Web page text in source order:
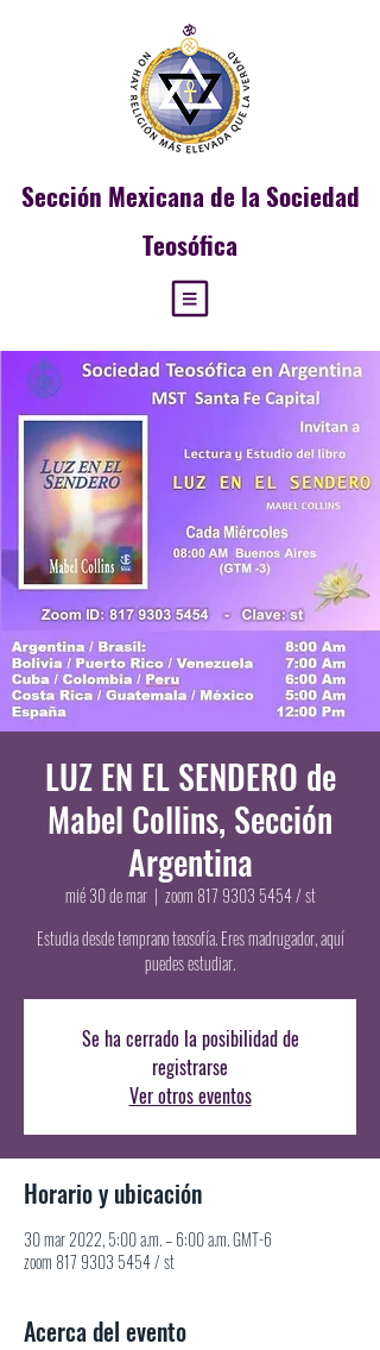
Sección Mexicana de la Sociedad
Teosófica
LUZ EN EL SENDERO de
Mabel Collins, Sección
Argentina
mié 30 de mar
  |
zoom 817 9303 5454 / st
Estudia desde temprano teosofía. Eres madrugador, aquí
puedes estudiar.
Se ha cerrado la posibilidad de
registrarse
Ver otros eventos
Horario y ubicación
30 mar 2022, 5:00 a.m. – 6:00 a.m. GMT-6
zoom 817 9303 5454 / st
Acerca del evento